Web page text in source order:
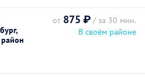
от 875 ₽ / за 30 мин.
В своём районе